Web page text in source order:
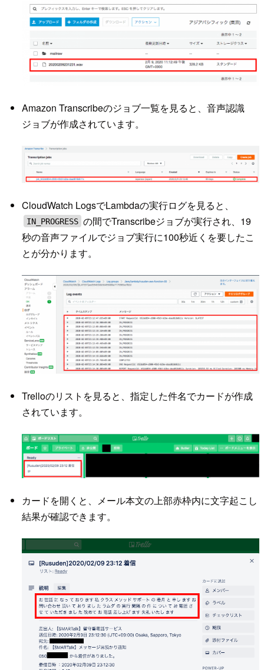
Amazon Transcribeのジョブ一覧を見ると、音声認識
ジョブが作成されています。
CloudWatch LogsでLambdaの実行ログを見ると、
IN_PROGRESS の間でTranscribeジョブが実行され、19
秒の音声ファイルでジョブ実行に100秒近くを要したこ
とが分かります。
Trelloのリストを見ると、指定した件名でカードが作成
されています。
カードを開くと、メール本文の上部赤枠内に文字起こし
結果が確認できます。